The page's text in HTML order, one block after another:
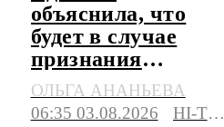
объяснила, что
будет в случае
признания
Telegram
экстремистским
ОЛЬГА АНАНЬЕВА
06:35 03.08.2026
HI-TECH